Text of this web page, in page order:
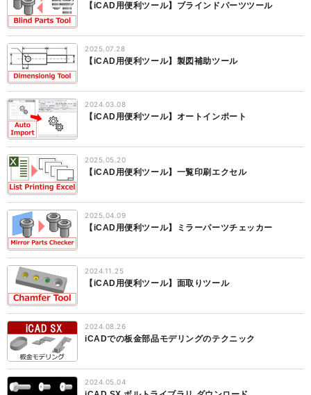
【iCAD用便利ツール】ブラインドパーツツール
2025.07.28
【iCAD用便利ツール】製図補助ツール
2024.03.08
【iCAD用便利ツール】オートインポート
2025.05.20
【iCAD用便利ツール】一覧印刷エクセル
2025.04.09
【iCAD用便利ツール】ミラーパーツチェッカー
2024.11.25
【iCAD用便利ツール】面取りツール
2024.08.26
iCADでの板金部品モデリングのテクニック
2024.05.04